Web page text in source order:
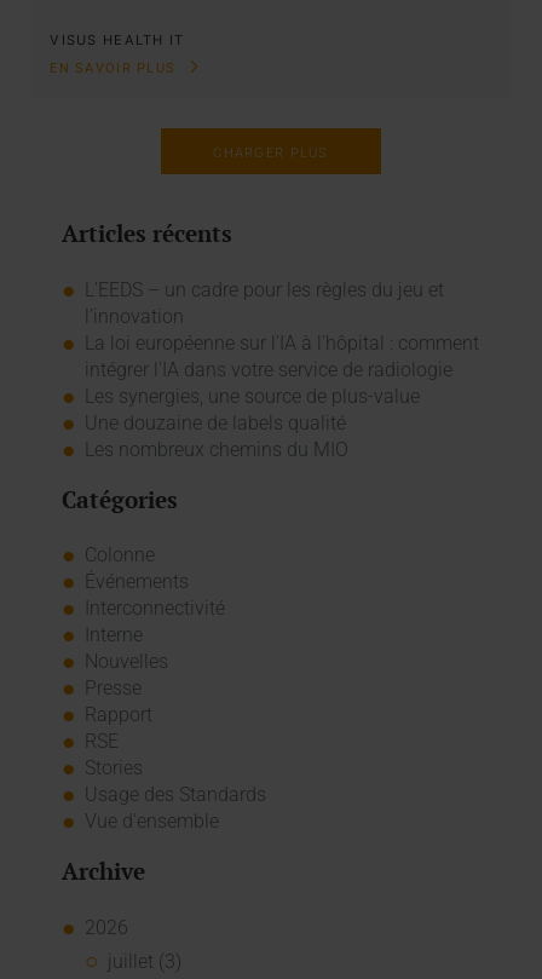
VISUS HEALTH IT
EN SAVOIR PLUS
CHARGER PLUS
Articles récents
L’EEDS – un cadre pour les règles du jeu et
l’innovation
La loi européenne sur l'IA à l'hôpital : comment
intégrer l'IA dans votre service de radiologie
Les synergies, une source de plus-value
Une douzaine de labels qualité
Les nombreux chemins du MIO
Catégories
Colonne
Événements
Interconnectivité
Interne
Nouvelles
Presse
Rapport
RSE
Stories
Usage des Standards
Vue d'ensemble
Archive
2026
juillet (3)